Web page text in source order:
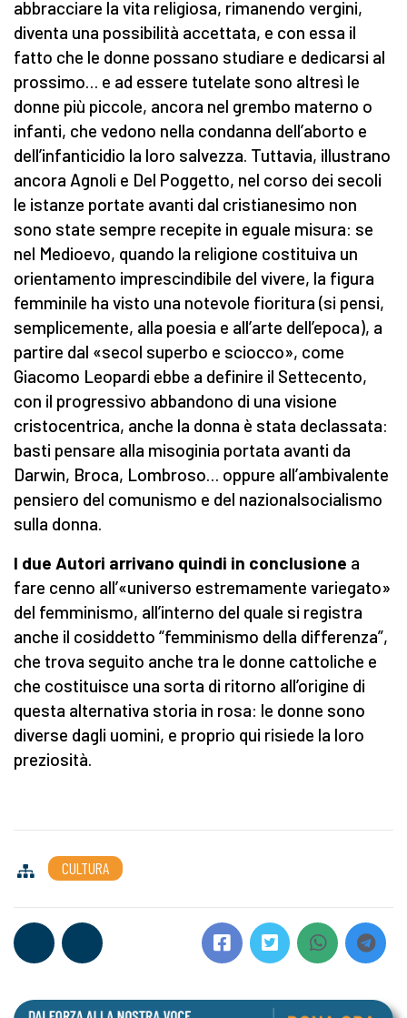
abbracciare la vita religiosa, rimanendo vergini,
diventa una possibilità accettata, e con essa il
fatto che le donne possano studiare e dedicarsi al
prossimo… e ad essere tutelate sono altresì le
donne più piccole, ancora nel grembo materno o
infanti, che vedono nella condanna dell’aborto e
dell’infanticidio la loro salvezza. Tuttavia, illustrano
ancora Agnoli e Del Poggetto, nel corso dei secoli
le istanze portate avanti dal cristianesimo non
sono state sempre recepite in eguale misura: se
nel Medioevo, quando la religione costituiva un
orientamento imprescindibile del vivere, la figura
femminile ha visto una notevole fioritura (si pensi,
semplicemente, alla poesia e all’arte dell’epoca), a
partire dal «secol superbo e sciocco», come
Giacomo Leopardi ebbe a definire il Settecento,
con il progressivo abbandono di una visione
cristocentrica, anche la donna è stata declassata:
basti pensare alla misoginia portata avanti da
Darwin, Broca, Lombroso… oppure all’ambivalente
pensiero del comunismo e del nazionalsocialismo
sulla donna.
I due Autori arrivano quindi in conclusione a
fare cenno all’«universo estremamente variegato»
del femminismo, all’interno del quale si registra
anche il cosiddetto “femminismo della differenza”,
che trova seguito anche tra le donne cattoliche e
che costituisce una sorta di ritorno all’origine di
questa alternativa storia in rosa: le donne sono
diverse dagli uomini, e proprio qui risiede la loro
preziosità.
CULTURA